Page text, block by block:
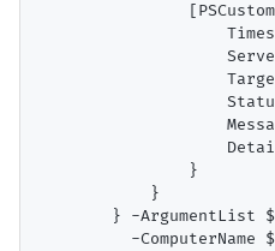
                }
            }
} -ArgumentList
-ComputerName